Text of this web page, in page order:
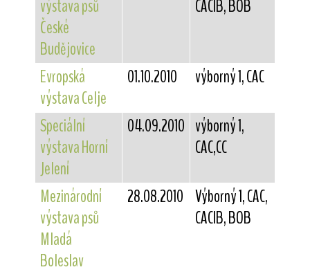
výstava psů
České
Budějovice
CACIB, BOB
Evropská
výstava Celje
01.10.2010 výborný 1, CAC
Speciální
výstava Horní
Jelení
04.09.2010 výborný 1,
CAC,CC
Mezinárodní
výstava psů
Mladá
Boleslav
28.08.2010 Výborný 1, CAC,
CACIB, BOB